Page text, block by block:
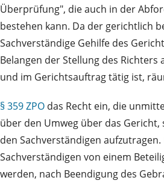
Überprüfung", die auch in der
bestehen kann. Da der gerichtlich
Sachverständige Gehilfe des
Belangen der Stellung des Richters
und im Gerichtsauftrag tätig ist,
§ 359 ZPO das Recht ein, die
über den Umweg über das
den Sachverständigen
Sachverständigen von einem
werden, nach Beendigung des